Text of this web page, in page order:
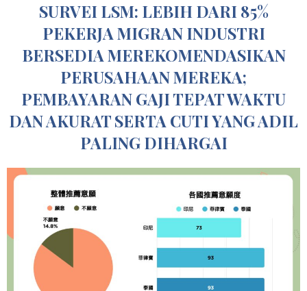
SURVEI LSM: LEBIH DARI 85%
PEKERJA MIGRAN INDUSTRI
BERSEDIA MEREKOMENDASIKAN
PERUSAHAAN MEREKA;
PEMBAYARAN GAJI TEPAT WAKTU
DAN AKURAT SERTA CUTI YANG ADIL
PALING DIHARGAI